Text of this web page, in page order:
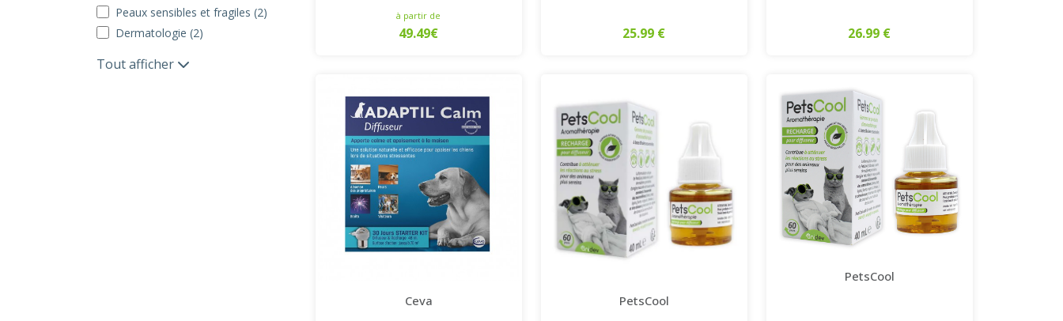
Peaux sensibles et fragiles (2)
Dermatologie (2)
Tout afficher
à partir de
49.49€ 25.99 € 26.99 €
Ceva
PetsCool
PetsCool